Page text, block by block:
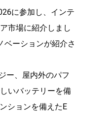
に参加し、インテ
市場に紹介しまし
ベーションが紹介さ
ー、屋内外のパフ
いバッテリーを備
ションを備えたE